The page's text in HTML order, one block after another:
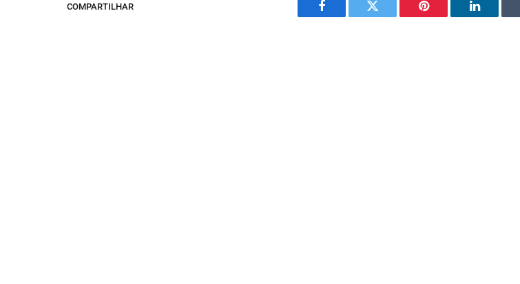
COMPARTILHAR
Facebook Twitter Pinterest LinkedIn